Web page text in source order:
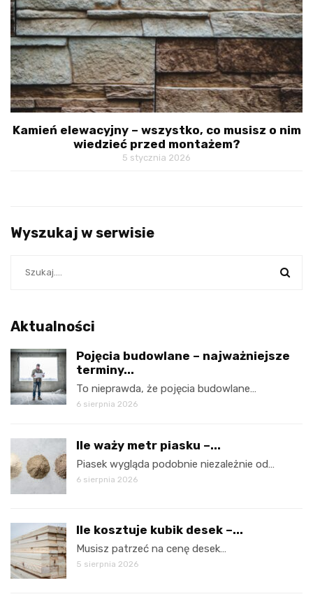
Kamień elewacyjny – wszystko, co musisz o nim
wiedzieć przed montażem?
5 stycznia 2026
Wyszukaj w serwisie
Aktualności
Pojęcia budowlane – najważniejsze
terminy...
To nieprawda, że pojęcia budowlane…
6 sierpnia 2026
Ile waży metr piasku –...
Piasek wygląda podobnie niezależnie od…
6 sierpnia 2026
Ile kosztuje kubik desek –...
Musisz patrzeć na cenę desek…
5 sierpnia 2026